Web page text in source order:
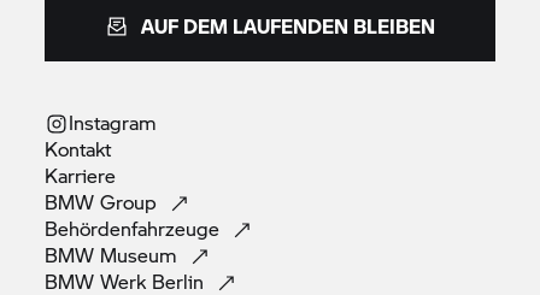
AUF DEM LAUFENDEN BLEIBEN
Instagram
Kontakt
Karriere
BMWGroup
Behördenfahrzeuge
BMW Museum
BMW Werk Berlin